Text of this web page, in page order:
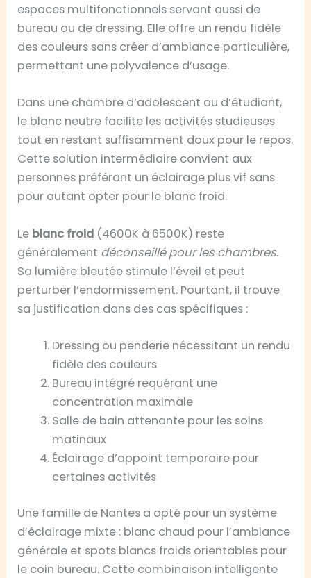
espaces multifonctionnels servant aussi de
bureau ou de dressing. Elle offre un rendu fidèle
des couleurs sans créer d’ambiance particulière,
permettant une polyvalence d’usage.
Dans une chambre d’adolescent ou d’étudiant,
le blanc neutre facilite les activités studieuses
tout en restant suffisamment doux pour le repos.
Cette solution intermédiaire convient aux
personnes préférant un éclairage plus vif sans
pour autant opter pour le blanc froid.
Le blanc froid (4600K à 6500K) reste
généralement déconseillé pour les chambres.
Sa lumière bleutée stimule l’éveil et peut
perturber l’endormissement. Pourtant, il trouve
sa justification dans des cas spécifiques :
Dressing ou penderie nécessitant un rendu
fidèle des couleurs
Bureau intégré requérant une
concentration maximale
Salle de bain attenante pour les soins
matinaux
Éclairage d’appoint temporaire pour
certaines activités
Une famille de Nantes a opté pour un système
d’éclairage mixte : blanc chaud pour l’ambiance
générale et spots blancs froids orientables pour
le coin bureau. Cette combinaison intelligente